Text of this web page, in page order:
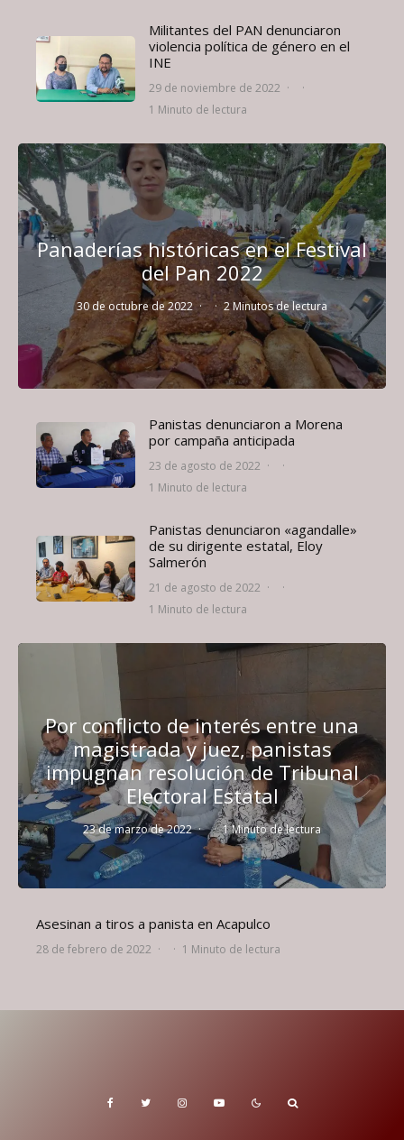
Militantes del PAN denunciaron
violencia política de género en el
INE
29 de noviembre de 2022 ·
·
1 Minuto de lectura
Panaderías históricas en el Festival
del Pan 2022
30 de octubre de 2022 · · 2 Minutos de lectura
Panistas denunciaron a Morena
por campaña anticipada
23 de agosto de 2022 ·
·
1 Minuto de lectura
Panistas denunciaron «agandalle»
de su dirigente estatal, Eloy
Salmerón
21 de agosto de 2022 ·
·
1 Minuto de lectura
Por conflicto de interés entre una
magistrada y juez, panistas
impugnan resolución de Tribunal
Electoral Estatal
23 de marzo de 2022 · · 1 Minuto de lectura
Asesinan a tiros a panista en Acapulco
28 de febrero de 2022 · · 1 Minuto de lectura